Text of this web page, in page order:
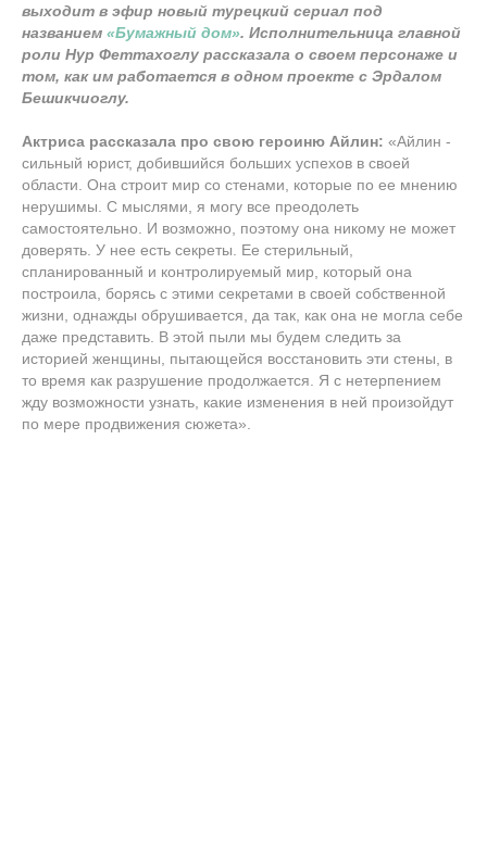
выходит в эфир новый турецкий сериал под
названием «Бумажный дом». Исполнительница главной
роли Нур Феттахоглу рассказала о своем персонаже и
том, как им работается в одном проекте с Эрдалом
Бешикчиоглу.
Актриса рассказала про свою героиню Айлин: «Айлин -
сильный юрист, добившийся больших успехов в своей
области. Она строит мир со стенами, которые по ее мнению
нерушимы. С мыслями, я могу все преодолеть
самостоятельно. И возможно, поэтому она никому не может
доверять. У нее есть секреты. Ее стерильный,
спланированный и контролируемый мир, который она
построила, борясь с этими секретами в своей собственной
жизни, однажды обрушивается, да так, как она не могла себе
даже представить. В этой пыли мы будем следить за
историей женщины, пытающейся восстановить эти стены, в
то время как разрушение продолжается. Я с нетерпением
жду возможности узнать, какие изменения в ней произойдут
по мере продвижения сюжета».